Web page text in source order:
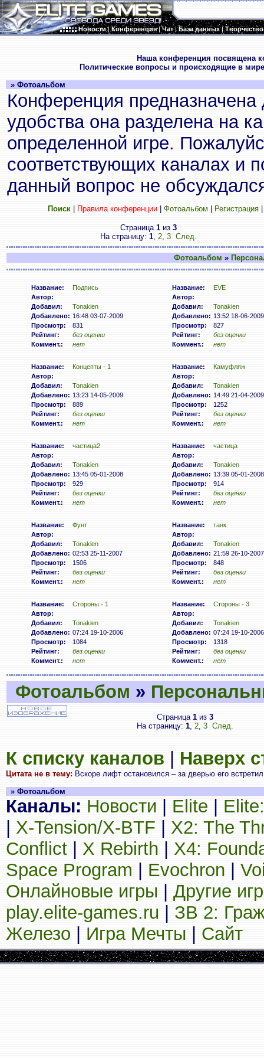
Новости|Конференция|Чат|База данных|Творчество
Наша конференция посвящена
Политические вопросы и происходящие в
» Фотоальбом
Конференция
удобства она разделена на
определенной игре.
соответствующих каналах и
данный вопрос не
Поиск| Правила конференции| Фотоальбом Регистрация
Страница 1 из 3
На страницу: 1, 2, 3 След.
Фотоальбом »
Название:
Подпись
Автор:
Добавил:
Tonakien
Добавлено: 16:48 03-07-2009
Просмотр:
831
Рейтинг:
без оценки
Коммент.:
нет
Название:
EVE
Автор:
Добавил:
Tonakien
Добавлено: 13:52 18-06-2009
Просмотр:
827
Рейтинг:
без оценки
Коммент.:
нет
Название:
Концепты - 1
Автор:
Добавил:
Tonakien
Добавлено: 13:23 14-05-2009
Просмотр:
889
Рейтинг:
без оценки
Коммент.:
нет
Название:
Камуфляж
Автор:
Добавил:
Tonakien
Добавлено: 14:49 21-04-2009
Просмотр:
1252
Рейтинг:
без оценки
Коммент.:
нет
Название:
частица2
Автор:
Добавил:
Tonakien
Добавлено: 13:45 05-01-2008
Просмотр:
929
Рейтинг:
без оценки
Коммент.:
нет
Название:
частица
Автор:
Добавил:
Tonakien
Добавлено: 13:39 05-01-2008
Просмотр:
914
Рейтинг:
без оценки
Коммент.:
нет
Название:
Фунт
Автор:
Добавил:
Tonakien
Добавлено: 02:53 25-11-2007
Просмотр:
1506
Рейтинг:
без оценки
Коммент.:
нет
Название:
танк
Автор:
Добавил:
Tonakien
Добавлено: 21:59 26-10-2007
Просмотр:
848
Рейтинг:
без оценки
Коммент.:
нет
Название:
Стороны - 1
Автор:
Добавил:
Tonakien
Добавлено: 07:24 19-10-2006
Просмотр:
1084
Рейтинг:
без оценки
Коммент.:
нет
Название:
Стороны - 3
Автор:
Добавил:
Tonakien
Добавлено: 07:24 19-10-2006
Просмотр:
1318
Рейтинг:
без оценки
Коммент.:
нет
Фотоальбом »
Страница 1 из 3
На страницу: 1, 2, 3 След.
К списку каналов Наверх
Цитата не в тему: Вскоре лифт остановился – за дверью его
» Фотоальбом
Каналы: Новости Elite
X-Tension/X-BTF
X2: The
Conflict
X Rebirth
X4:
Space Program
Evochron
Онлайновые игры
Другие
play.elite-games.ru
ЗВ 2:
Железо
Игра Мечты Сайт